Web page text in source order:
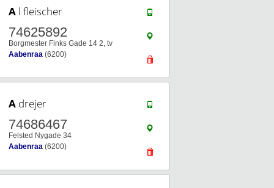
A l fleischer
74625892
Borgmester Finks Gade 14 2, tv
Aabenraa (6200)
A drejer
74686467
Felsted Nygade 34
Aabenraa (6200)